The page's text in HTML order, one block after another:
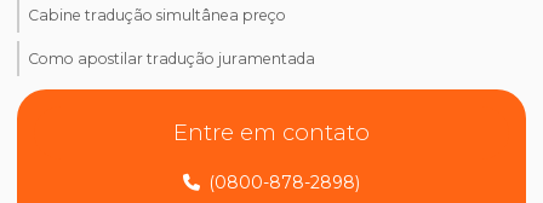
Cabine tradução simultânea preço
Como apostilar tradução juramentada
Como ativar tradução simultânea no teams
Como ativar tradução simultânea no zoom
Como dizer tradução juramentada em inglês
Entre em contato
(0800-878-2898)